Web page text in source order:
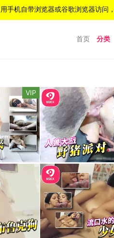
手机自带浏览器或谷歌浏览器访问，
首页 分类
VIP